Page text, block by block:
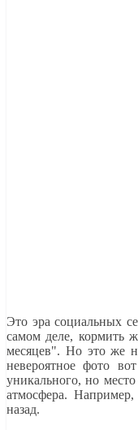
Это эра социальных
самом деле, кормить
месяцев". Но это же
невероятное фото
уникального, но
атмосфера.
назад.